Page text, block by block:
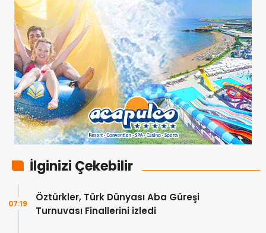
İlginizi Çekebilir
Öztürkler, Türk Dünyası Aba Güreşi
Turnuvası Finallerini izledi
07:19